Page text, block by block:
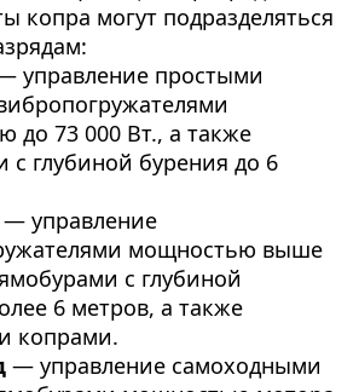
копра могут подразделяться
управление простыми
до 73 000 Вт., а также
с глубиной бурения до 6
управление
мощностью выше
с глубиной
6 метров, а также
копрами.
— управление самоходными